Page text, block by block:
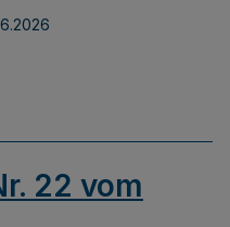
22 vom